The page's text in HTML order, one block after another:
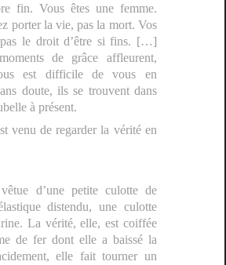
fin. Vous êtes une femme.
porter la vie, pas la mort. Vos
pas le droit d’être si fins. […]
de grâce affleurent,
est difficile de vous en
doute, ils se trouvent dans
à présent.
venu de regarder la vérité en
d’une petite culotte de
distendu, une culotte
La vérité, elle, est coiffée
de fer dont elle a baissé la
elle fait tourner un